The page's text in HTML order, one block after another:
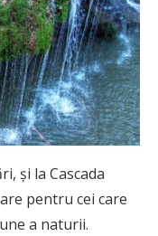
și la Cascada
pentru cei care
a naturii.